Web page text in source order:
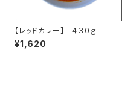
【レッドカレー】 ４３０ｇ
¥1,620